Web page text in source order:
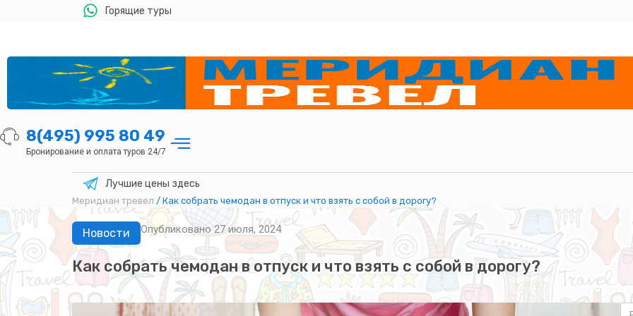
Горящие туры
8(495) 995 80 49
Бронирование и оплата туров 24/7
Лучшие цены здесь
Меридиан тревел / Как собрать чемодан в отпуск и что взять с собой в дорогу?
Новости Опубликовано27 июля, 2024
Как собрать чемодан в отпуск и что взять с собой в дорогу?